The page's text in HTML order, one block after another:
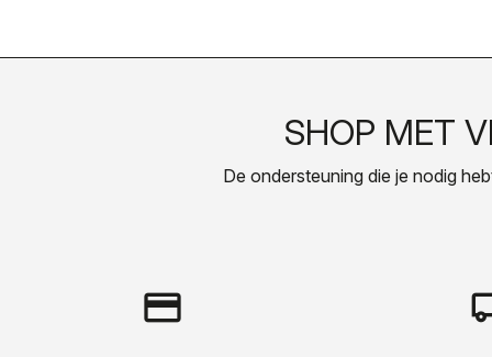
SHOP MET
De ondersteuning die je nodig
credit_card